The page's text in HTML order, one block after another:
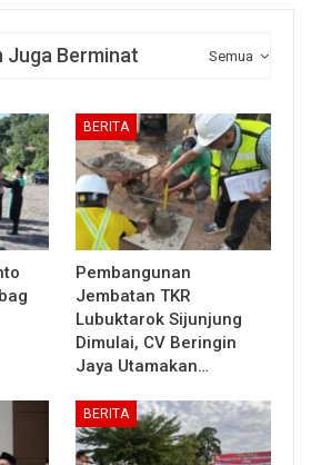
Semua
Juga Berminat
BERITA
Pembangunan
Jembatan TKR
Lubuktarok Sijunjung
Dimulai, CV Beringin
Jaya Utamakan…
BERITA